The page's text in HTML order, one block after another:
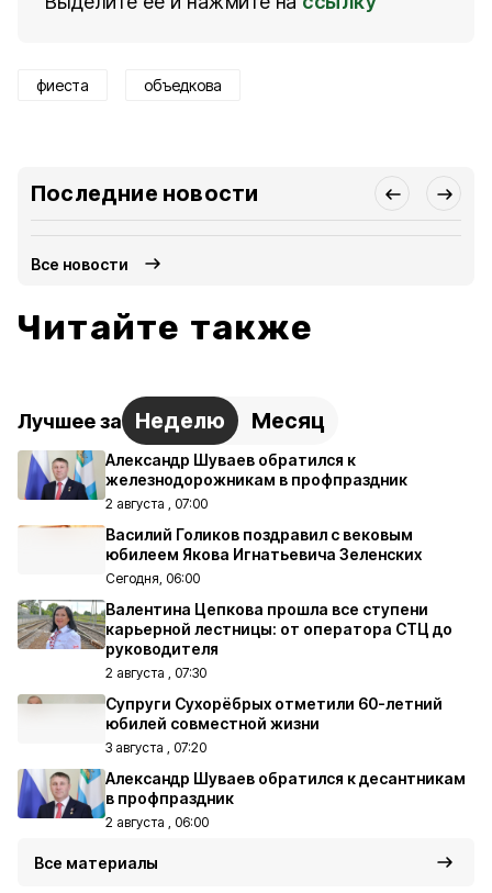
фиеста объедкова
Последние новости
Все новости
Читайте также
Лучшее за Неделю Месяц
Александр Шуваев обратился к
железнодорожникам в профпраздник
2 августа , 07:00
Василий Голиков поздравил с вековым
юбилеем Якова Игнатьевича Зеленских
Сегодня, 06:00
Валентина Цепкова прошла все ступени
карьерной лестницы: от оператора СТЦ до
руководителя
2 августа , 07:30
Супруги Сухорёбрых отметили 60-летний
юбилей совместной жизни
3 августа , 07:20
Александр Шуваев обратился к десантникам
в профпраздник
2 августа , 06:00
Все материалы